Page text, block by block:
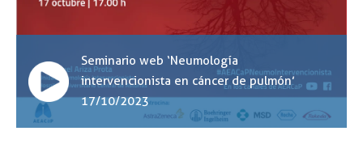
Seminario web ‘Neumología
intervencionista en cáncer de pulmón’
17/10/2023